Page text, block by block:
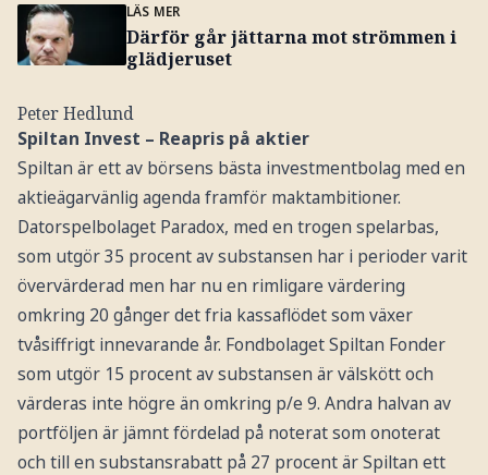
LÄS MER
Därför går jättarna mot strömmen i
glädjeruset
Peter Hedlund
Spiltan Invest – Reapris på aktier
Spiltan är ett av börsens bästa investmentbolag med en
aktieägarvänlig agenda framför maktambitioner.
Datorspelbolaget Paradox, med en trogen spelarbas,
som utgör 35 procent av substansen har i perioder varit
övervärderad men har nu en rimligare värdering
omkring 20 gånger det fria kassaflödet som växer
tvåsiffrigt innevarande år. Fondbolaget Spiltan Fonder
som utgör 15 procent av substansen är välskött och
värderas inte högre än omkring p/e 9. Andra halvan av
portföljen är jämnt fördelad på noterat som onoterat
och till en substansrabatt på 27 procent är Spiltan ett